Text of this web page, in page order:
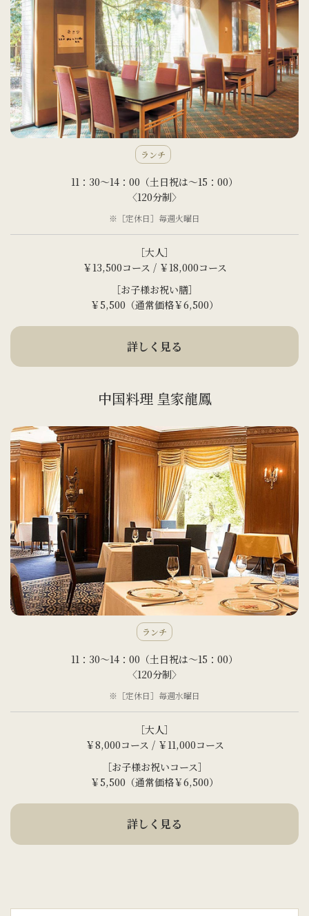
ランチ
11：30～14：00（土日祝は～15：00）
〈120分制〉
※［定休日］毎週火曜日
［大人］
￥13,500コース / ￥18,000コース
［お子様お祝い膳］
￥5,500（通常価格￥6,500）
詳しく見る
中国料理 皇家龍鳳
ランチ
11：30～14：00（土日祝は～15：00）
〈120分制〉
※［定休日］毎週水曜日
［大人］
￥8,000コース / ￥11,000コース
［お子様お祝いコース］
￥5,500（通常価格￥6,500）
詳しく見る